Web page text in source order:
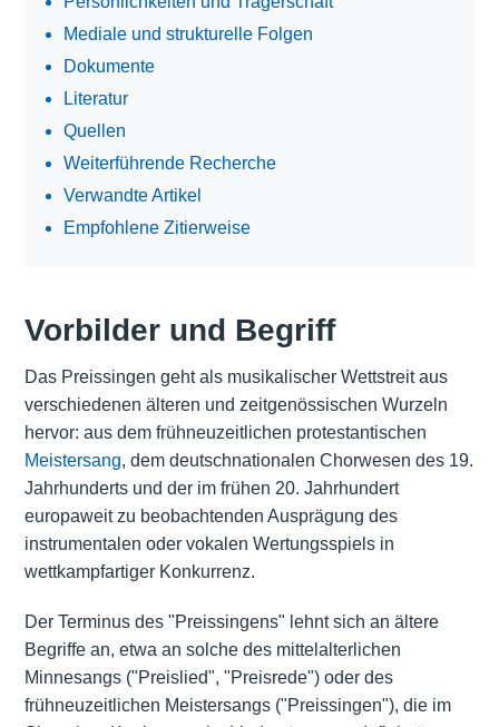
Mediale und strukturelle Folgen
Dokumente
Literatur
Quellen
Weiterführende Recherche
Verwandte Artikel
Empfohlene Zitierweise
Vorbilder und Begriff
Das Preissingen geht als musikalischer Wettstreit aus
verschiedenen älteren und zeitgenössischen Wurzeln
hervor: aus dem frühneuzeitlichen protestantischen
Meistersang, dem deutschnationalen Chorwesen des 19.
Jahrhunderts und der im frühen 20. Jahrhundert
europaweit zu beobachtenden Ausprägung des
instrumentalen oder vokalen Wertungsspiels in
wettkampfartiger Konkurrenz.
Der Terminus des "Preissingens" lehnt sich an ältere
Begriffe an, etwa an solche des mittelalterlichen
Minnesangs ("Preislied", "Preisrede") oder des
frühneuzeitlichen Meistersangs ("Preissingen"), die im